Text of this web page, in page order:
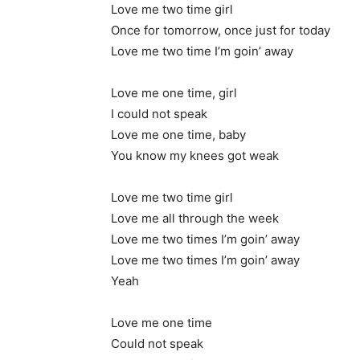
Love me two time girl
Once for tomorrow, once just for today
Love me two time I’m goin’ away
Love me one time, girl
I could not speak
Love me one time, baby
You know my knees got weak
Love me two time girl
Love me all through the week
Love me two times I’m goin’ away
Love me two times I’m goin’ away
Yeah
Love me one time
Could not speak